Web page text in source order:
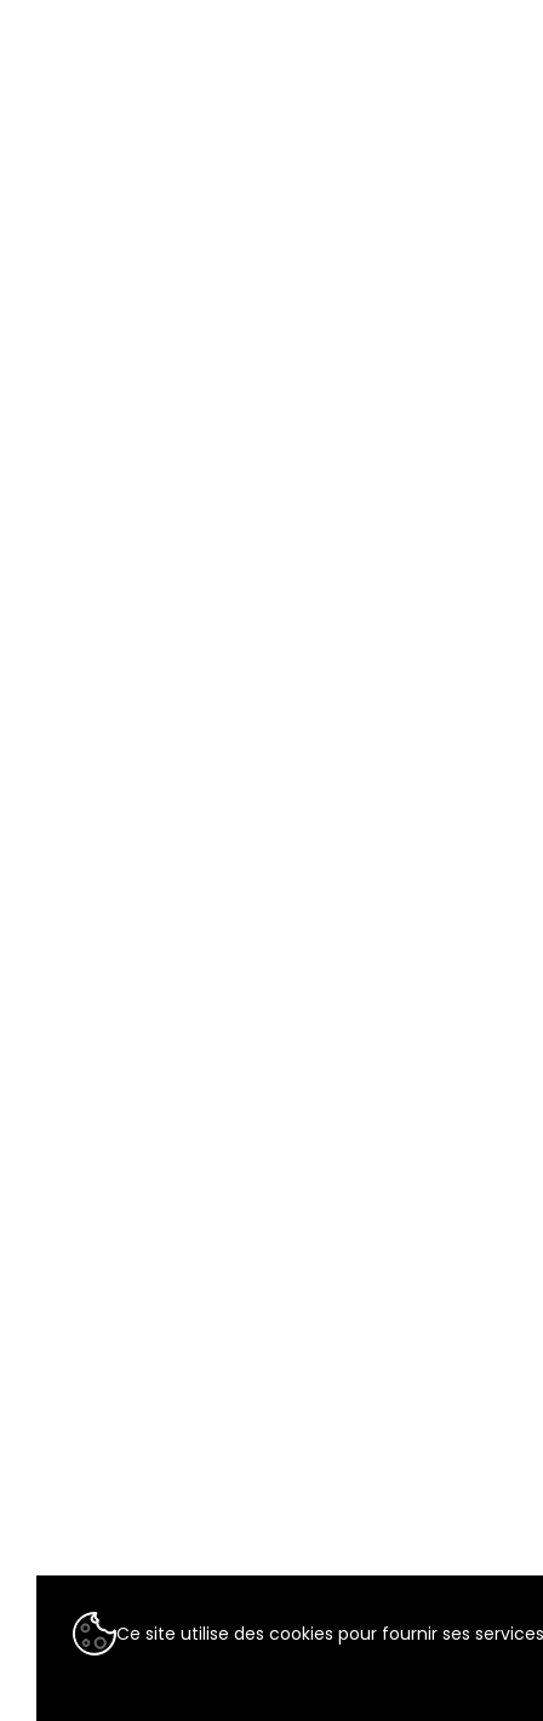
Ce site utilise des cookies pour fournir ses